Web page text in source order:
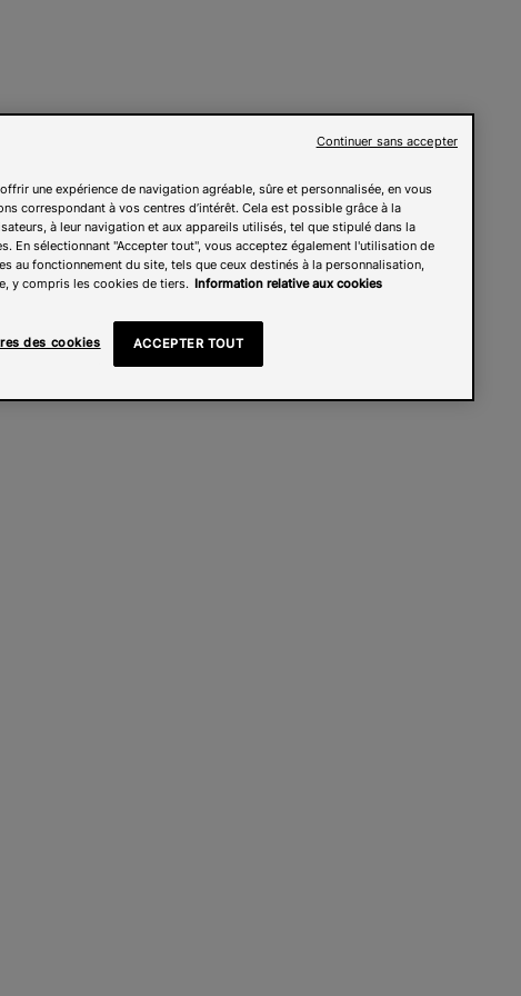
une expérience de navigation agréable, sûre et personnalisée, en vous
correspondant à vos centres d’intérêt. Cela est possible grâce à la
à leur navigation et aux appareils utilisés, tel que stipulé dans la
En sélectionnant "Accepter tout", vous acceptez également l'utilisation de
au fonctionnement du site, tels que ceux destinés à la personnalisation,
y compris les cookies de tiers. Information relative aux cookies
des cookies ACCEPTER TOUT
Continuer sans accepter